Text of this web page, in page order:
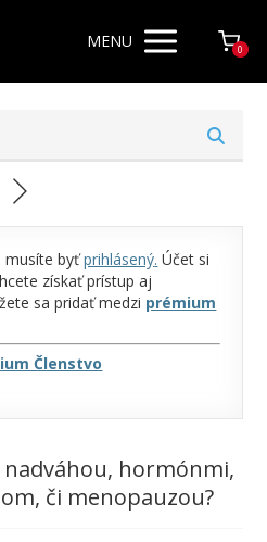
MENU 0
musíte byťprihlásený. Účet si
získať prístup aj
sa pridať medzi prémium
Členstvo
hormónmi,
či menopauzou?